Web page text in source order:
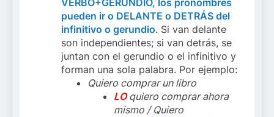
pueden ir o DELANTE o DETRÁS del
infinitivo o gerundio. Si van delante
son independientes; si van detrás, se
juntan con el gerundio o el infinitivo y
forman una sola palabra. Por ejemplo:
Quiero comprar un libro
LO quiero comprar ahora
mismo / Quiero